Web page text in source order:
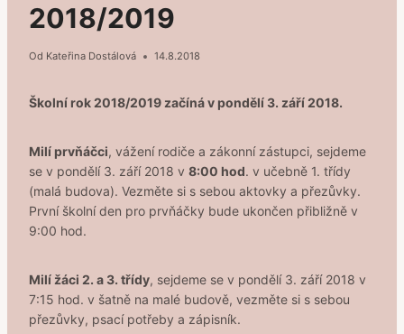
2018/2019
Od Kateřina Dostálová 14.8.2018
Školní rok 2018/2019 začíná v pondělí 3. září 2018.
Milí prvňáčci, vážení rodiče a zákonní zástupci, sejdeme
se v pondělí 3. září 2018 v 8:00 hod. v učebně 1. třídy
(malá budova). Vezměte si s sebou aktovky a přezůvky.
První školní den pro prvňáčky bude ukončen přibližně v
9:00 hod.
Milí žáci 2. a 3. třídy, sejdeme se v pondělí 3. září 2018 v
7:15 hod. v šatně na malé budově, vezměte si s sebou
přezůvky, psací potřeby a zápisník.